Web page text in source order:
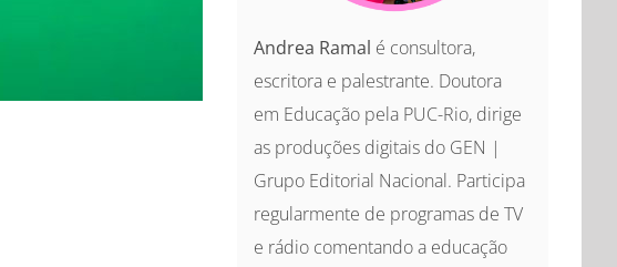
Andrea Ramal é consultora,
escritora e palestrante. Doutora
em Educação pela PUC-Rio, dirige
as produções digitais do GEN |
Grupo Editorial Nacional. Participa
regularmente de programas de TV
e rádio comentando a educação